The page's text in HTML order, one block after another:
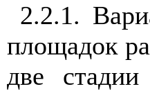
2.2.1.
площадок
две стадии